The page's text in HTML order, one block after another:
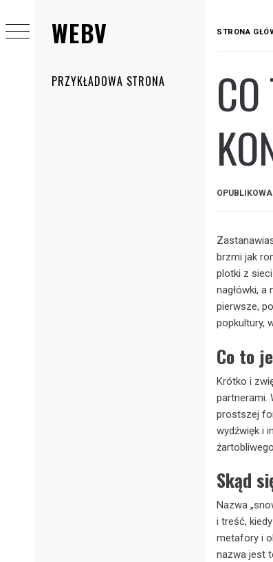
WEBV
głównePRZYKŁADOWA STRONA
do
treści
STRONA
brzmi jak
plotki z
nagłówki,
pierwsze,
popkultury,
Co to
Krótko i
partnerami.
prostszej
wydźwięk i
Skąd
Nazwa
i treść,
metafory i
nazwa jest